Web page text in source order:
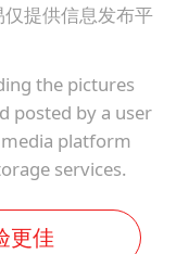
提供信息发布平
the pictures
posted by a user
media platform
services.
更佳